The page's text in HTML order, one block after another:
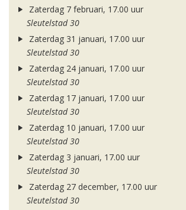
Zaterdag 7 februari, 17.00 uur
Sleutelstad 30
Zaterdag 31 januari, 17.00 uur
Sleutelstad 30
Zaterdag 24 januari, 17.00 uur
Sleutelstad 30
Zaterdag 17 januari, 17.00 uur
Sleutelstad 30
Zaterdag 10 januari, 17.00 uur
Sleutelstad 30
Zaterdag 3 januari, 17.00 uur
Sleutelstad 30
Zaterdag 27 december, 17.00 uur
Sleutelstad 30